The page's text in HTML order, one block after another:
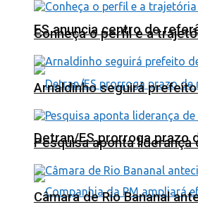
ES anuncia centro de
Detran/ES prorroga prazo
Conheça o perfil e a
Arnaldinho seguirá
Pesquisa aponta liderança
Câmara de Rio Bananal